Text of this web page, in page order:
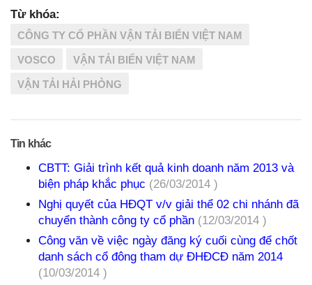
Từ khóa:
CÔNG TY CỔ PHẦN VẬN TẢI BIỂN VIỆT NAM
VOSCO VẬN TẢI BIỂN VIỆT NAM
VẬN TẢI HẢI PHÒNG
Tin khác
CBTT: Giải trình kết quả kinh doanh năm 2013 và
biện pháp khắc phục (26/03/2014 )
Nghị quyết của HĐQT v/v giải thể 02 chi nhánh đã
chuyển thành công ty cổ phần (12/03/2014 )
Công văn về việc ngày đăng ký cuối cùng để chốt
danh sách cổ đông tham dự ĐHĐCĐ năm 2014
(10/03/2014 )